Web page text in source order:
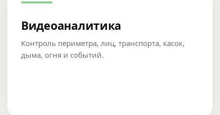
Видеоаналитика
Контроль периметра, лиц, транспорта, касок,
дыма, огня и событий.